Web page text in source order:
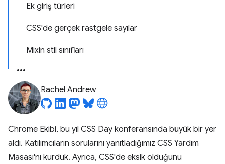
Ek giriş türleri
CSS'de gerçek rastgele sayılar
Mixin stil sınıfları
Rachel Andrew
Chrome Ekibi, bu yıl CSS Day konferansında büyük bir yer
aldı. Katılımcıların sorularını yanıtladığımız CSS Yardım
Masası'nı kurduk. Ayrıca, CSS'de eksik olduğunu